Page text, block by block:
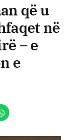
që u
në
– e
e